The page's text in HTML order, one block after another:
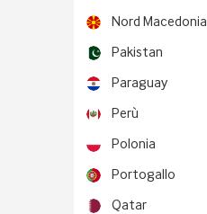
Nord Macedonia
Pakistan
Paraguay
Perù
Polonia
Portogallo
Qatar